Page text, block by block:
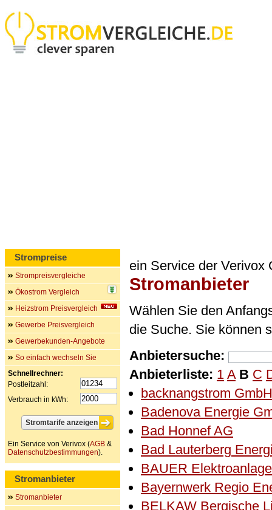
ein Service der Verivox
Stromanbieter
Wählen Sie den
die Suche. Sie können
Anbietersuche:
Anbieterliste: 1 A B C
backnangstrom
Badenova Energie
Bad Honnef AG
Bad Lauterberg
BAUER
Bayernwerk Regio
BELKAW Bergische
Strompreise
Strompreisvergleiche
Ökostrom Vergleich
Heizstrom Preisvergleich
Gewerbe Preisvergleich
Gewerbekunden-Angebote
So einfach wechseln Sie
Schnellrechner:
Postleitzahl:
Verbrauch in kWh:
Ein Service von Verivox (AGB &
Datenschutzbestimmungen).
Stromanbieter
Stromanbieter